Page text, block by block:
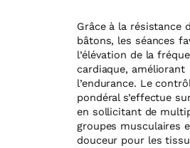
Grâce à la résistance
bâtons, les séances
l’élévation de la
cardiaque, améliorant
l’endurance. Le
pondéral s’effectue
en sollicitant de
groupes musculaires
douceur pour les